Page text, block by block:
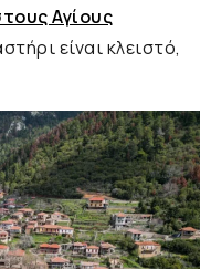
Αγίους
είναι κλειστό,